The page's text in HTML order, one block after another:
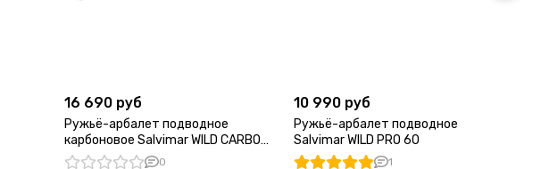
16 690 руб
Ружьё-арбалет подводное
карбоновое Salvimar WILD CARBO
PRO 75
0
10 990 руб
Ружьё-арбалет подводное
Salvimar WILD PRO 60
1